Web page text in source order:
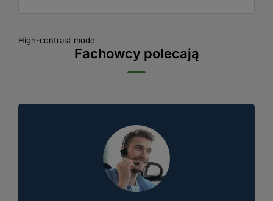
High-contrast mode
Fachowcy polecają